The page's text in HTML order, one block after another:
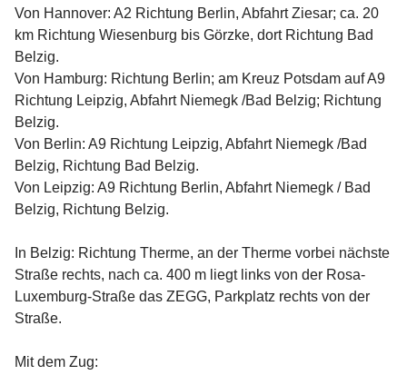
Von Hannover: A2 Richtung Berlin, Abfahrt Ziesar; ca. 20
km Richtung Wiesenburg bis Görzke, dort Richtung Bad
Belzig.
Von Hamburg: Richtung Berlin; am Kreuz Potsdam auf A9
Richtung Leipzig, Abfahrt Niemegk /Bad Belzig; Richtung
Belzig.
Von Berlin: A9 Richtung Leipzig, Abfahrt Niemegk /Bad
Belzig, Richtung Bad Belzig.
Von Leipzig: A9 Richtung Berlin, Abfahrt Niemegk / Bad
Belzig, Richtung Belzig.
In Belzig: Richtung Therme, an der Therme vorbei nächste
Straße rechts, nach ca. 400 m liegt links von der Rosa-
Luxemburg-Straße das ZEGG, Parkplatz rechts von der
Straße.
Mit dem Zug: